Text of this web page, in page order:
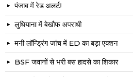
पंजाब में रेड अलर्ट!
लुधियाना में बेखौफ अपराधी
मनी लॉन्ड्रिंग जांच में ED का बड़ा एक्शन
BSF जवानों से भरी बस हादसे का शिकार